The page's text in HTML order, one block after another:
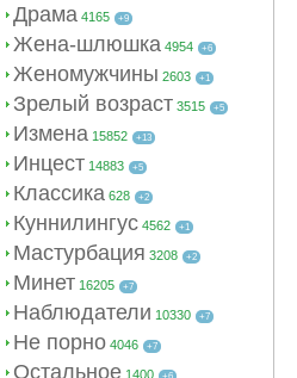
Драма 4165 +9
Жена-шлюшка 4954 +6
Женомужчины 2603 +1
Зрелый возраст 3515 +5
Измена 15852 +13
Инцест 14883 +5
Классика 628 +2
Куннилингус 4562 +1
Мастурбация 3208 +2
Минет 16205 +7
Наблюдатели 10330 +7
Не порно 4046 +7
Остальное 1400